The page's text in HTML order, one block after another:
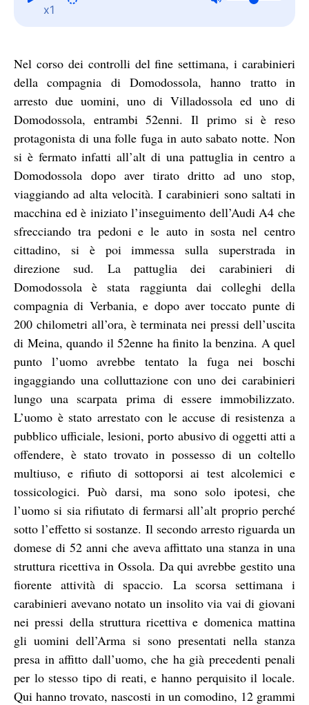
x1
Nel corso dei controlli del fine settimana, i carabinieri
della compagnia di Domodossola, hanno tratto in
arresto due uomini, uno di Villadossola ed uno di
Domodossola, entrambi 52enni. Il primo si è reso
protagonista di una folle fuga in auto sabato notte. Non
si è fermato infatti all’alt di una pattuglia in centro a
Domodossola dopo aver tirato dritto ad uno stop,
viaggiando ad alta velocità. I carabinieri sono saltati in
macchina ed è iniziato l’inseguimento dell’Audi A4 che
sfrecciando tra pedoni e le auto in sosta nel centro
cittadino, si è poi immessa sulla superstrada in
direzione sud. La pattuglia dei carabinieri di
Domodossola è stata raggiunta dai colleghi della
compagnia di Verbania, e dopo aver toccato punte di
200 chilometri all’ora, è terminata nei pressi dell’uscita
di Meina, quando il 52enne ha finito la benzina. A quel
punto l’uomo avrebbe tentato la fuga nei boschi
ingaggiando una colluttazione con uno dei carabinieri
lungo una scarpata prima di essere immobilizzato.
L’uomo è stato arrestato con le accuse di resistenza a
pubblico ufficiale, lesioni, porto abusivo di oggetti atti a
offendere, è stato trovato in possesso di un coltello
multiuso, e rifiuto di sottoporsi ai test alcolemici e
tossicologici. Può darsi, ma sono solo ipotesi, che
l’uomo si sia rifiutato di fermarsi all’alt proprio perché
sotto l’effetto si sostanze. Il secondo arresto riguarda un
domese di 52 anni che aveva affittato una stanza in una
struttura ricettiva in Ossola. Da qui avrebbe gestito una
fiorente attività di spaccio. La scorsa settimana i
carabinieri avevano notato un insolito via vai di giovani
nei pressi della struttura ricettiva e domenica mattina
gli uomini dell’Arma si sono presentati nella stanza
presa in affitto dall’uomo, che ha già precedenti penali
per lo stesso tipo di reati, e hanno perquisito il locale.
Qui hanno trovato, nascosti in un comodino, 12 grammi